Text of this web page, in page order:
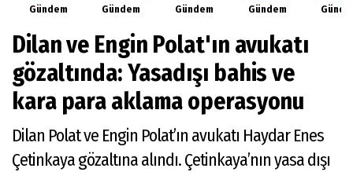
Arşivi
Haberleri
Anketler
Biyografiler
Foto
Etkinlikler
Gündem Gündem Gündem Gündem
Dilan ve Engin Polat'ın avukatı
gözaltında: Yasadışı bahis ve
kara para aklama operasyonu
Dilan Polat ve Engin Polat’ın avukatı Haydar Enes
Çetinkaya gözaltına alındı. Çetinkaya’nın yasa dışı